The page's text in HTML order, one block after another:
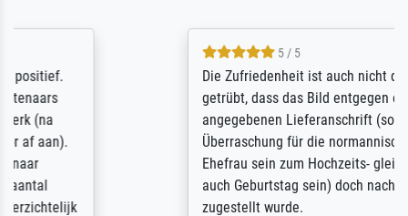
Die Zufriedenheit ist auch nicht dadurch
getrübt, dass das Bild entgegen einer
angegebenen Lieferanschrift (sollte eine
Überraschung für die normannische
Ehefrau sein zum Hochzeits- gleichzeitig
auch Geburtstag sein) doch nach zu Hause
zugestellt wurde.